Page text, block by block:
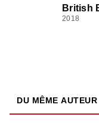
British
2018
DU MÊME AUTEUR